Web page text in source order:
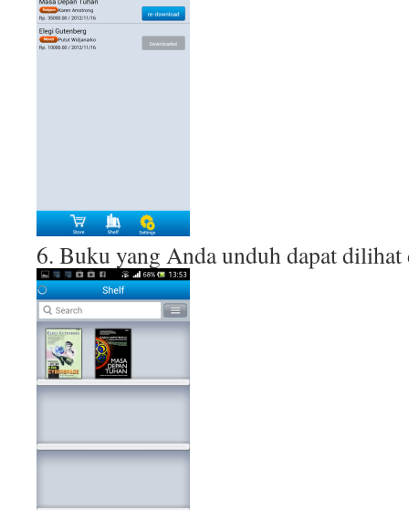
6. Buku yang Anda unduh dapat